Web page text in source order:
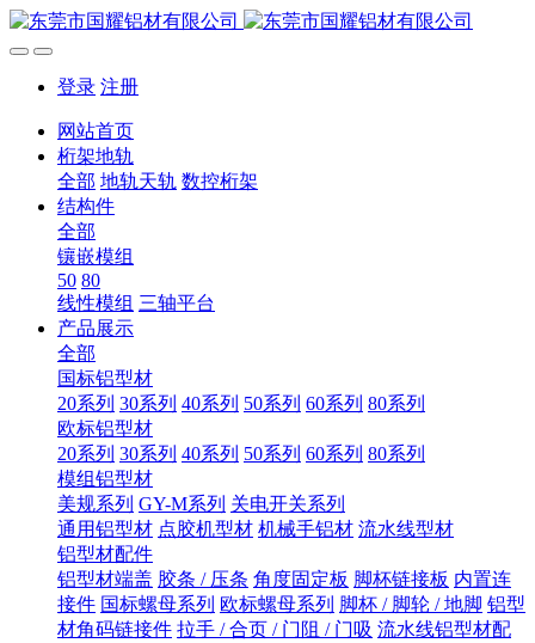
登录 注册
网站首页
桁架地轨
全部 地轨天轨 数控桁架
结构件
全部
镶嵌模组
50 80
线性模组 三轴平台
产品展示
全部
国标铝型材
20系列 30系列 40系列 50系列 60系列 80系列
欧标铝型材
20系列 30系列 40系列 50系列 60系列 80系列
模组铝型材
美规系列 GY-M系列 关电开关系列
通用铝型材 点胶机型材 机械手铝材 流水线型材
铝型材配件
铝型材端盖 胶条 / 压条 角度固定板 脚杯链接板 内置连
接件 国标螺母系列 欧标螺母系列 脚杯 / 脚轮 / 地脚 铝型
材角码链接件 拉手 / 合页 / 门阻 / 门吸 流水线铝型材配